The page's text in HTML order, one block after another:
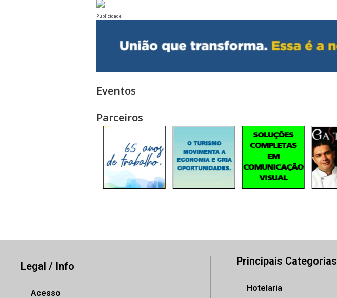
Publicidade
Eventos
Parceiros
Legal / Info
Acesso
Principais Categorias
Hotelaria